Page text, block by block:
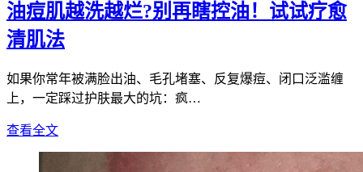
油痘肌越洗越烂?别再瞎控油！试试疗愈
清肌法
如果你常年被满脸出油、毛孔堵塞、反复爆痘、闭口泛滥缠
上，一定踩过护肤最大的坑：疯…
查看全文